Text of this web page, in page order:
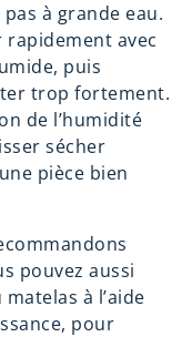
à grande eau.
rapidement avec
puis
trop fortement.
de l’humidité
sécher
pièce bien
pouvez aussi
à l’aide
pour